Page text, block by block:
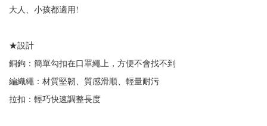
大人、小孩都適用!
★設計
銅鉤：簡單勾扣在口罩繩上，方便不會找不到
編織繩：材質堅韌、質感滑順、輕量耐污
拉扣：輕巧快速調整長度